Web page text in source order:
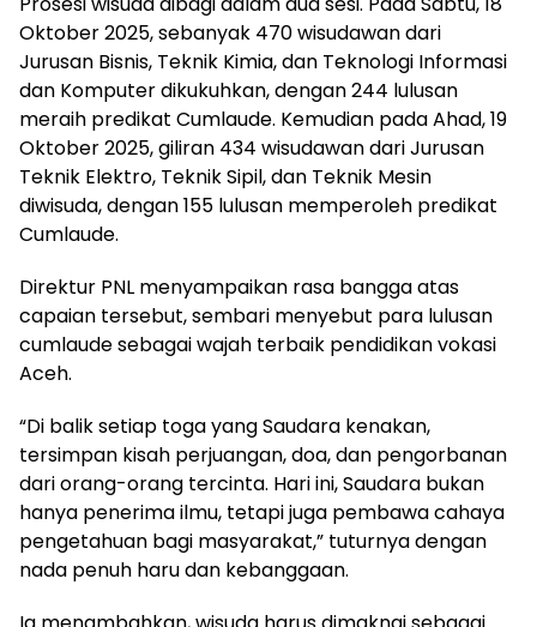
Oktober 2025, sebanyak 470 wisudawan dari
Jurusan Bisnis, Teknik Kimia, dan Teknologi Informasi
dan Komputer dikukuhkan, dengan 244 lulusan
meraih predikat Cumlaude. Kemudian pada Ahad, 19
Oktober 2025, giliran 434 wisudawan dari Jurusan
Teknik Elektro, Teknik Sipil, dan Teknik Mesin
diwisuda, dengan 155 lulusan memperoleh predikat
Cumlaude.
Direktur PNL menyampaikan rasa bangga atas
capaian tersebut, sembari menyebut para lulusan
cumlaude sebagai wajah terbaik pendidikan vokasi
Aceh.
“Di balik setiap toga yang Saudara kenakan,
tersimpan kisah perjuangan, doa, dan pengorbanan
dari orang-orang tercinta. Hari ini, Saudara bukan
hanya penerima ilmu, tetapi juga pembawa cahaya
pengetahuan bagi masyarakat,” tuturnya dengan
nada penuh haru dan kebanggaan.